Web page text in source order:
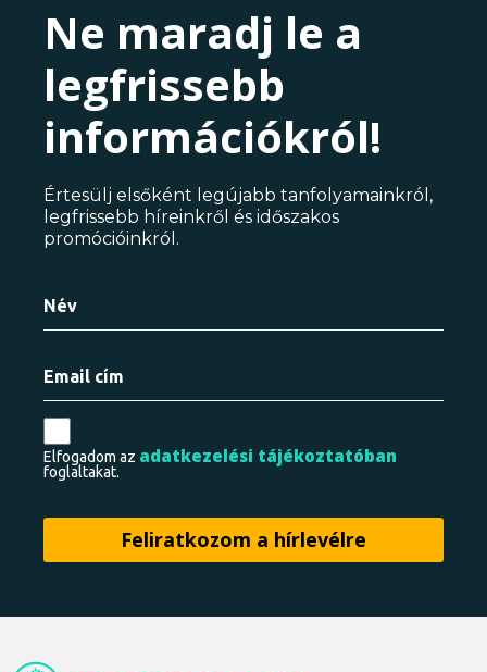
Ne maradj le a
legfrissebb
információkról!
Értesülj elsőként legújabb tanfolyamainkról,
legfrissebb híreinkről és időszakos
promócióinkról.
Elfogadom az adatkezelési tájékoztatóban
foglaltakat.